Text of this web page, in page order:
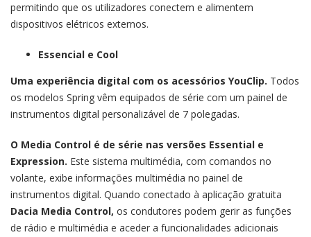
permitindo que os utilizadores conectem e alimentem
dispositivos elétricos externos.
Essencial e Cool
Uma experiência digital com os acessórios YouClip. Todos
os modelos Spring vêm equipados de série com um painel de
instrumentos digital personalizável de 7 polegadas.
O Media Control é de série nas versões Essential e
Expression. Este sistema multimédia, com comandos no
volante, exibe informações multimédia no painel de
instrumentos digital. Quando conectado à aplicação gratuita
Dacia Media Control, os condutores podem gerir as funções
de rádio e multimédia e aceder a funcionalidades adicionais